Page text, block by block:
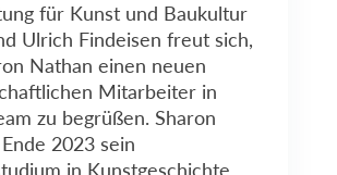
für Kunst und Baukultur
Ulrich Findeisen freut sich,
Nathan einen neuen
Mitarbeiter in
zu begrüßen. Sharon
2023 sein
in Kunstgeschichte